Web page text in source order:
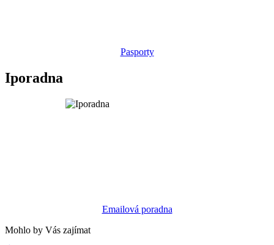
Pasporty
Iporadna
Emailová poradna
Mohlo by Vás zajímat